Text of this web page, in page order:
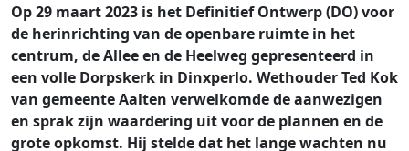
Op 29 maart 2023 is het Definitief Ontwerp (DO) voor
de herinrichting van de openbare ruimte in het
centrum, de Allee en de Heelweg gepresenteerd in
een volle Dorpskerk in Dinxperlo. Wethouder Ted Kok
van gemeente Aalten verwelkomde de aanwezigen
en sprak zijn waardering uit voor de plannen en de
grote opkomst. Hij stelde dat het lange wachten nu